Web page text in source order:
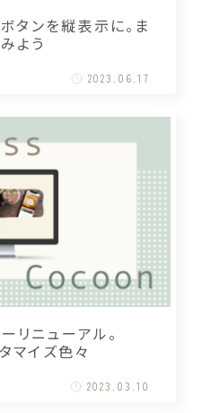
ンを縦表示に。ま
よう
2023.06.17
リニューアル。
マイズ色々
2023.03.10